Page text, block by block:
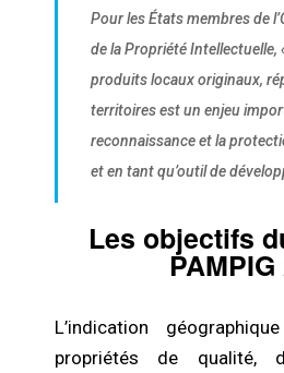
Pour les États membres de
de la Propriété Intellectuelle,
produits locaux originaux,
territoires est un enjeu
reconnaissance et la
et en tant qu’outil de
Les objectifs
PAMPIG
L’indication
propriétés de qualité,